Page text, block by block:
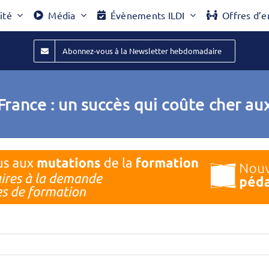
Média Évènements ILDI Offres
Abonnez-vous à la Newsletter hebdomadaire
: un succès qui coûte cher